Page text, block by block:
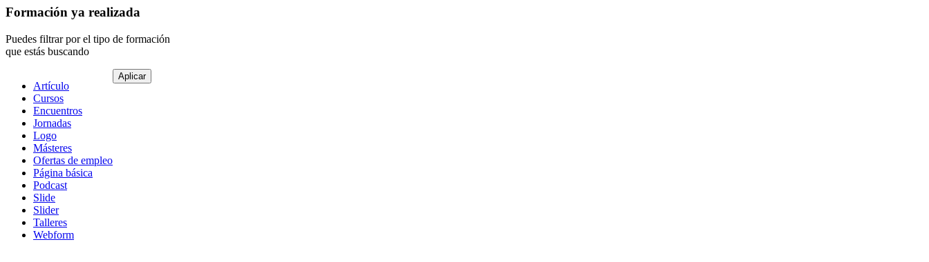
Formación ya realizada
Puedes filtrar por el tipo de formación
que estás buscando
contenido
Artículo
Cursos
Encuentros
Jornadas
Logo
Másteres
Ofertas de empleo
Página básica
Podcast
Slide
Slider
Talleres
Webform